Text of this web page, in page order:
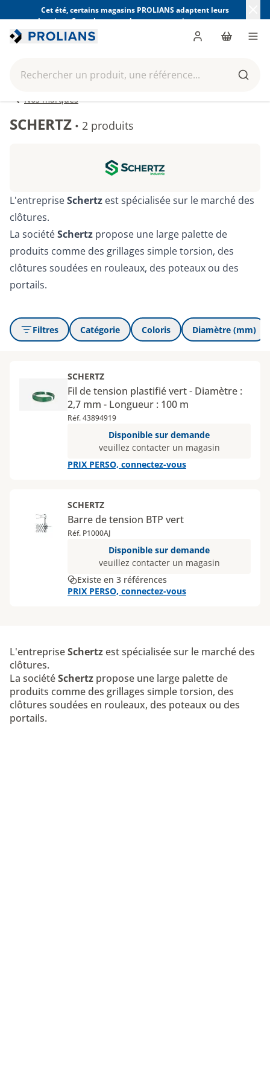
Cet été, certains magasins PROLIANS adaptent leurs
horaires. Consultez ceux de votre magasin avant votre
visite.
Rechercher un produit, une référence...
Panier
Nos marques
SCHERTZ • 2 produits
L'entrepriseSchertz est spécialisée sur le marché des
clôtures.
La sociétéSchertz propose une large palette de
produits comme des grillages simple torsion, des
clôtures soudées en rouleaux, des poteaux ou des
portails.
Filtres Catégorie Coloris Diamètre (mm)
SCHERTZ
Fil de tension plastifié vert - Diamètre :
2,7 mm - Longueur : 100 m
Réf. 43894919
Disponible sur demande
veuillez contacter un magasin
PRIX PERSO, connectez-vous
SCHERTZ
Barre de tension BTP vert
Réf. P1000AJ
Disponible sur demande
veuillez contacter un magasin
Existe en 3 références
PRIX PERSO, connectez-vous
L'entrepriseSchertzest spécialisée sur le marché des
clôtures.
La sociétéSchertz propose une large palette de
produits comme des grillages simple torsion, des
clôtures soudées en rouleaux, des poteaux ou des
portails.